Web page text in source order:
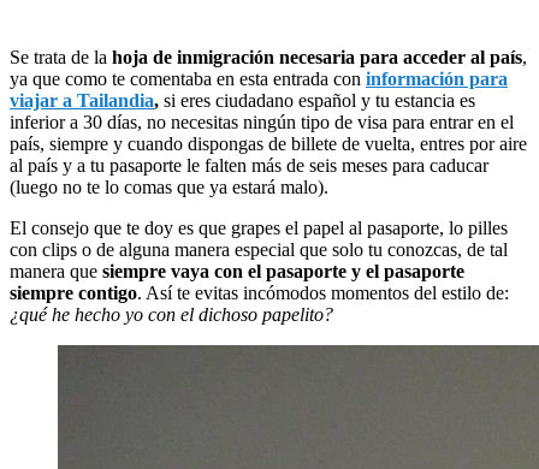
Se trata de la hoja de inmigración necesaria para acceder al país,
ya que como te comentaba en esta entrada con información para
viajar a Tailandia, si eres ciudadano español y tu estancia es
inferior a 30 días, no necesitas ningún tipo de visa para entrar en el
país, siempre y cuando dispongas de billete de vuelta, entres por aire
al país y a tu pasaporte le falten más de seis meses para caducar
(luego no te lo comas que ya estará malo).
El consejo que te doy es que grapes el papel al pasaporte, lo pilles
con clips o de alguna manera especial que solo tu conozcas, de tal
manera que siempre vaya con el pasaporte y el pasaporte
siempre contigo. Así te evitas incómodos momentos del estilo de:
¿qué he hecho yo con el dichoso papelito?